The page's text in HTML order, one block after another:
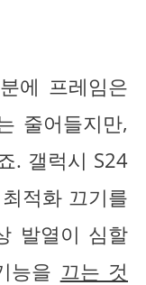
에 프레임은
줄어들지만,
. 갤럭시 S24
적화 끄기를
발열이 심할
능을 끄는 것